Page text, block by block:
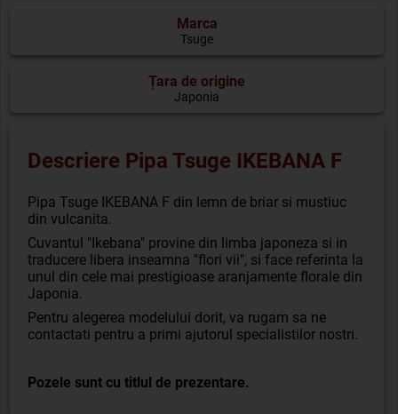
Marca
Tsuge
Țara de origine
Japonia
Descriere Pipa Tsuge IKEBANA F
Pipa Tsuge IKEBANA F din lemn de briar si mustiuc
din vulcanita.
Cuvantul "Ikebana" provine din limba japoneza si in
traducere libera inseamna "flori vii", si face referinta la
unul din cele mai prestigioase aranjamente florale din
Japonia.
Pentru alegerea modelului dorit, va rugam sa ne
contactati pentru a primi ajutorul specialistilor nostri.
Pozele sunt cu titlul de prezentare.